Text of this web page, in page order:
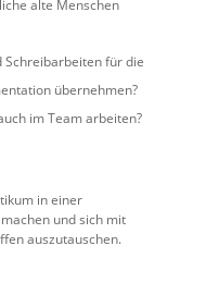
alte Menschen
Schreibarbeiten für die
übernehmen?
im Team arbeiten?
in einer
und sich mit
auszutauschen.